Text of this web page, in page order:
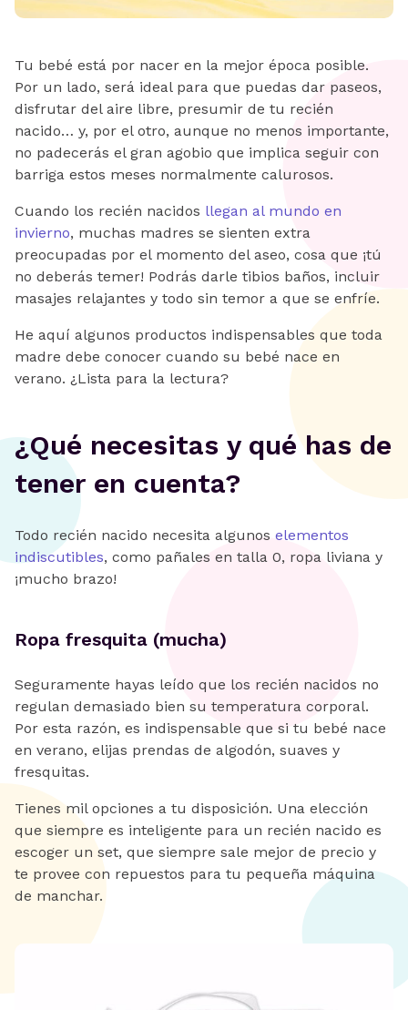
Tu bebé está por nacer en la mejor época posible.
Por un lado, será ideal para que puedas dar paseos,
disfrutar del aire libre, presumir de tu recién
nacido… y, por el otro, aunque no menos importante,
no padecerás el gran agobio que implica seguir con
barriga estos meses normalmente calurosos.
Cuando los recién nacidos llegan al mundo en
invierno, muchas madres se sienten extra
preocupadas por el momento del aseo, cosa que ¡tú
no deberás temer! Podrás darle tibios baños, incluir
masajes relajantes y todo sin temor a que se enfríe.
He aquí algunos productos indispensables que toda
madre debe conocer cuando su bebé nace en
verano. ¿Lista para la lectura?
¿Qué necesitas y qué has de
tener en cuenta?
Todo recién nacido necesita algunos elementos
indiscutibles, como pañales en talla 0, ropa liviana y
¡mucho brazo!
Ropa fresquita (mucha)
Seguramente hayas leído que los recién nacidos no
regulan demasiado bien su temperatura corporal.
Por esta razón, es indispensable que si tu bebé nace
en verano, elijas prendas de algodón, suaves y
fresquitas.
Tienes mil opciones a tu disposición. Una elección
que siempre es inteligente para un recién nacido es
escoger un set, que siempre sale mejor de precio y
te provee con repuestos para tu pequeña máquina
de manchar.